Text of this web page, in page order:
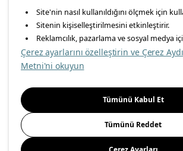
linkedin
Enerji Politikası Bilgi Güvenliği Politikası
Gıda Güvenliği Politikası
Önemli Bilgilendirme İnternet Sitesi Gizlilik
Kişisel Verilerin Korunması
İnternetten vereceğiniz siparişlerinizde size
içerikleri görebilmek için lütfen konumuzu
İl seçiniz
Seçiniz
Site'nin nasıl kullanıldığını ölçmek için
Sitenin kişiselleştirilmesini etkinleştirir.
Reklamcılık, pazarlama ve sosyal medya
Çerez ayarlarını özelleştirin ve Çerez
Metni'ni okuyun
Tümünü Kabul Et
Tümünü Reddet